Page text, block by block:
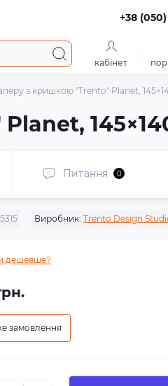
+38
кабінет
з кришкою "Trento" Planet,
Питання 0
Виробник: Trento Design
дешевше?
замовлення